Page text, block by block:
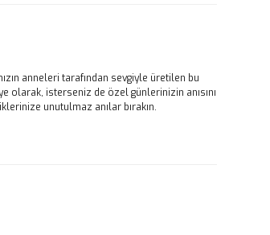
anneleri tarafından sevgiyle üretilen bu
olarak, isterseniz de özel günlerinizin anısını
unutulmaz anılar bırakın.